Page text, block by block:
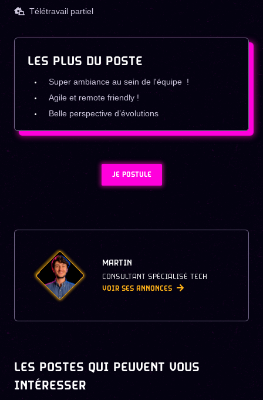
Télétravail partiel
LES PLUS DU POSTE
Super ambiance au sein de l'équipe !
Agile et remote friendly !
Belle perspective d’évolutions
JE POSTULE
MARTIN
CONSULTANT SPÉCIALISÉ TECH
VOIR SES ANNONCES
LES POSTES QUI PEUVENT VOUS
INTÉRESSER